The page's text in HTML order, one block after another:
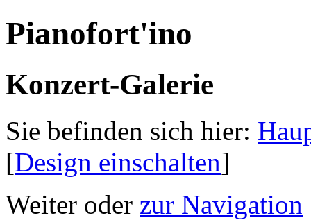
Pianofort'ino
Konzert-Galerie
Sie befinden sich hier:
[Design einschalten]
Weiter oder zur Navigation